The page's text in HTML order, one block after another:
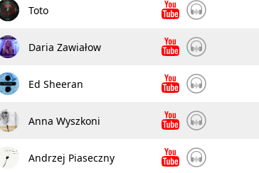
Toto
Daria Zawiałow
Ed Sheeran
Anna Wyszkoni
Andrzej Piaseczny